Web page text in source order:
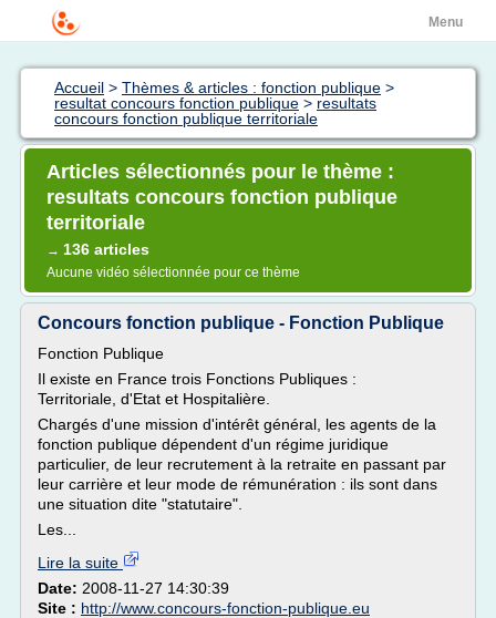
Menu
Accueil > Thèmes & articles : fonction publique >
resultat concours fonction publique > resultats
concours fonction publique territoriale
Articles sélectionnés pour le thème :
resultats concours fonction publique
territoriale
→ 136 articles
Aucune vidéo sélectionnée pour ce thème
Concours fonction publique - Fonction Publique
Fonction Publique
Il existe en France trois Fonctions Publiques :
Territoriale, d'Etat et Hospitalière.
Chargés d'une mission d'intérêt général, les agents de la
fonction publique dépendent d'un régime juridique
particulier, de leur recrutement à la retraite en passant par
leur carrière et leur mode de rémunération : ils sont dans
une situation dite "statutaire".
Les...
Lire la suite
Date: 2008-11-27 14:30:39
Site : http://www.concours-fonction-publique.eu